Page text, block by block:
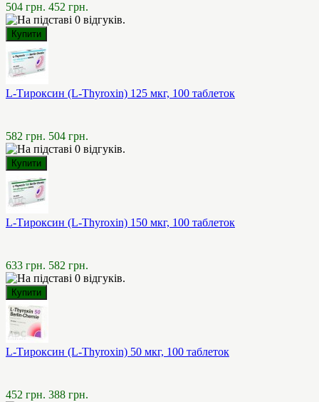
504 грн. 452 грн.
L-Тироксин (L-Thyroxin) 125 мкг, 100 таблеток
582 грн. 504 грн.
L-Тироксин (L-Thyroxin) 150 мкг, 100 таблеток
633 грн. 582 грн.
L-Тироксин (L-Thyroxin) 50 мкг, 100 таблеток
452 грн. 388 грн.